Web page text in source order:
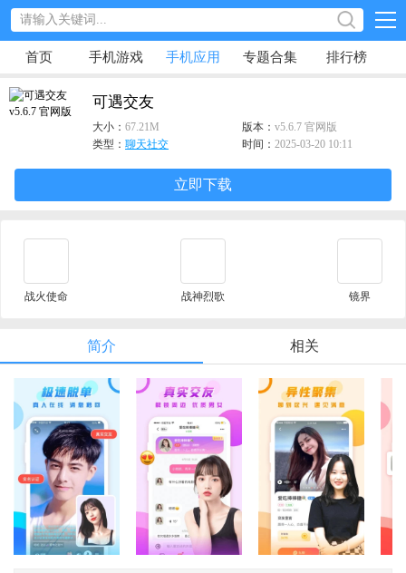
首页 手机游戏 手机应用 专题合集 排行榜
可遇交友
大小： 67.21M 版本： v5.6.7 官网版
类型： 聊天社交 时间： 2025-03-20 10:11
立即下载
战火使命 战神烈歌 镜界
简介 相关